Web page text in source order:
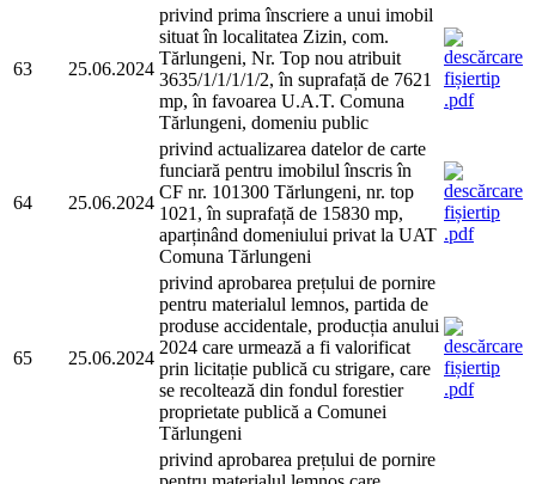
63 25.06.2024
privind prima înscriere a unui imobil
situat în localitatea Zizin, com.
Tărlungeni, Nr. Top nou atribuit
3635/1/1/1/1/2, în suprafață de 7621
mp, în favoarea U.A.T. Comuna
Tărlungeni, domeniu public
64 25.06.2024
privind actualizarea datelor de carte
funciară pentru imobilul înscris în
CF nr. 101300 Tărlungeni, nr. top
1021, în suprafață de 15830 mp,
aparținând domeniului privat la UAT
Comuna Tărlungeni
65 25.06.2024
privind aprobarea prețului de pornire
pentru materialul lemnos, partida de
produse accidentale, producția anului
2024 care urmează a fi valorificat
prin licitație publică cu strigare, care
se recoltează din fondul forestier
proprietate publică a Comunei
Tărlungeni
privind aprobarea prețului de pornire